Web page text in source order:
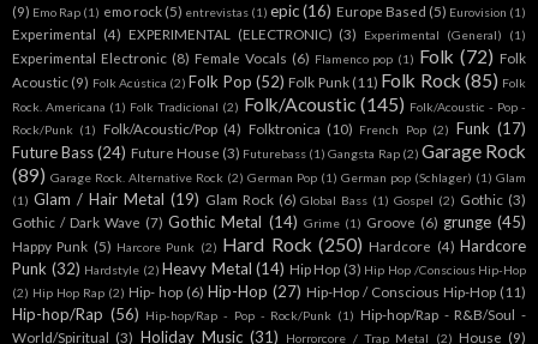
(9) Emo Rap (1) emo rock (5) entrevistas (1) epic (16) Europe Based (5) Eurovision (1)
Experimental (4) EXPERIMENTAL (ELECTRONIC) (3) Experimental (General) (1)
Experimental Electronic (8) Female Vocals (6) Flamenco pop (1) Folk (72) Folk
Acoustic (9) Folk Acústica (2) Folk Pop (52) Folk Punk (11) Folk Rock (85) Folk
Rock. Americana (1) Folk Tradicional (2) Folk/Acoustic (145) Folk/Acoustic - Pop -
Rock/Punk (1) Folk/Acoustic/Pop (4) Folktronica (10) French Pop (2) Funk (17)
Future Bass (24) Future House (3) Futurebass (1) Gangsta Rap (2) Garage Rock
(89) Garage Rock. Alternative Rock (2) German Pop (1) German pop (Schlager) (1) Glam
(1) Glam / Hair Metal (19) Glam Rock (6) Global Bass (1) Gospel (2) Gothic (3)
Gothic / Dark Wave (7) Gothic Metal (14) Grime (1) Groove (6) grunge (45)
Happy Punk (5) Harcore Punk (2) Hard Rock (250) Hardcore (4) Hardcore
Punk (32) Hardstyle (2) Heavy Metal (14) Hip Hop (3) Hip Hop /Conscious Hip-Hop
(2) Hip Hop Rap (2) Hip- hop (6) Hip-Hop (27) Hip-Hop / Conscious Hip-Hop (11)
Hip-hop/Rap (56) Hip-hop/Rap - Pop - Rock/Punk (1) Hip-hop/Rap - R&B/Soul -
World/Spiritual (3) Holiday Music (31) Horrorcore / Trap Metal (2) House (9)